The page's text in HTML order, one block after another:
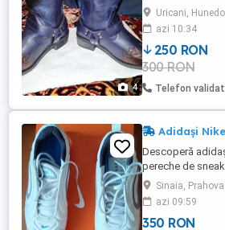
4
din cauciuc.
Uricani,
azi 10:34
250 RON
300 RON
Telefon validat
Adidași
Descoperă
pereche de
brandul Nike.Cu
confortabili,
perfectă pentru
energie. Foarte
Sinaia, Prahova
azi 09:59
350 RON